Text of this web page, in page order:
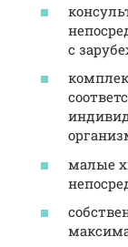
с
малые